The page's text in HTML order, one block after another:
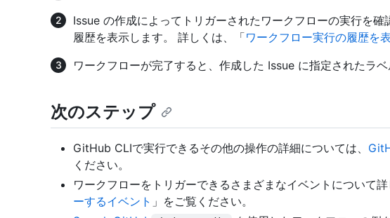
Issue の作成によってトリガーされたワークフローの実行を
履歴を表示します。 詳しくは、「ワークフロー実行の履歴を
ワークフローが完了すると、作成した Issue に指定されたラベ
次のステップ
GitHub CLIで実行できるその他の操作の詳細については、
ください。
ワークフローをトリガーできるさまざまなイベントについて
ーするイベント 」をご覧ください。